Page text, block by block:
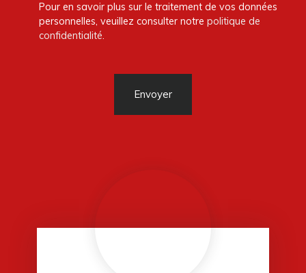
Pour en savoir plus sur le traitement de vos données
personnelles, veuillez consulter notre politique de
confidentialité.
Envoyer